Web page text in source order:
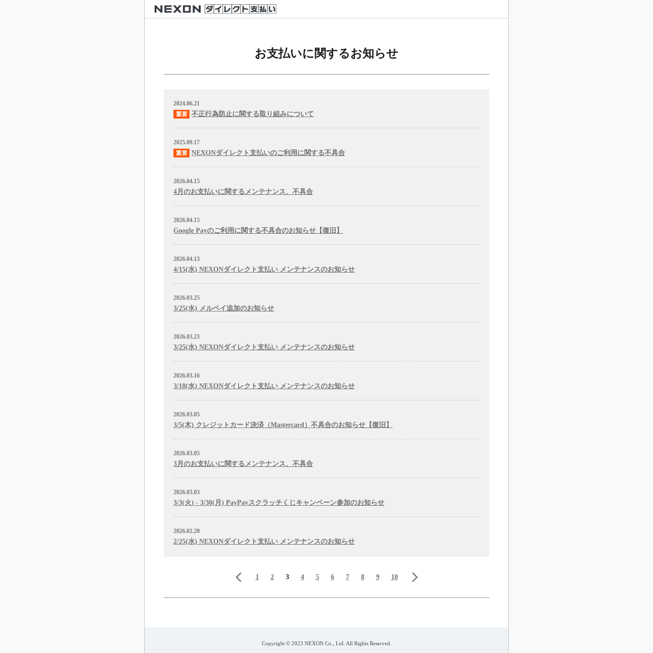
お支払いに関するお知らせ
2024.06.21
不正行為防止に関する取り組みについて
2025.09.17
NEXONダイレクト支払いのご利用に関する不具合
2026.04.15
4月のお支払いに関するメンテナンス、不具合
2026.04.15
Google Payのご利用に関する不具合のお知らせ【復旧】
2026.04.13
4/15(水) NEXONダイレクト支払い メンテナンスのお知らせ
2026.03.25
3/25(水) メルペイ追加のお知らせ
2026.03.23
3/25(水) NEXONダイレクト支払い メンテナンスのお知らせ
2026.03.16
3/18(水) NEXONダイレクト支払い メンテナンスのお知らせ
2026.03.05
3/5(木) クレジットカード決済（Mastercard）不具合のお知らせ【復旧】
2026.03.05
3月のお支払いに関するメンテナンス、不具合
2026.03.03
3/3(火) - 3/30(月) PayPayスクラッチくじキャンペーン参加のお知らせ
2026.02.20
2/25(水) NEXONダイレクト支払い メンテナンスのお知らせ
前のページ
1 2 3 4 5 6 7 8 9 10
次のページ
Copyright © 2023 NEXON Co., Ltd. All Rights Reserved.